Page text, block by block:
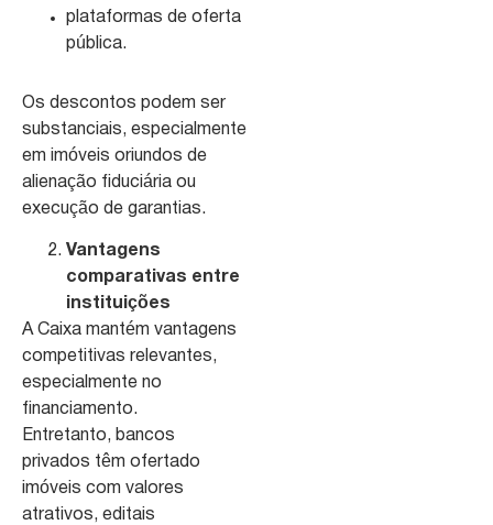
plataformas de oferta
pública.
Os descontos podem ser
substanciais, especialmente
em imóveis oriundos de
alienação fiduciária ou
execução de garantias.
Vantagens
comparativas entre
instituições
A Caixa mantém vantagens
competitivas relevantes,
especialmente no
financiamento.
Entretanto, bancos
privados têm ofertado
imóveis com valores
atrativos, editais